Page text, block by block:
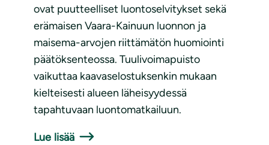
ovat puutteelliset luontoselvitykset sekä
erämaisen Vaara-Kainuun luonnon ja
maisema-arvojen riittämätön huomiointi
päätöksenteossa. Tuulivoimapuisto
vaikuttaa kaavaselostuksenkin mukaan
kielteisesti alueen läheisyydessä
tapahtuvaan luontomatkailuun.
Lue lisää